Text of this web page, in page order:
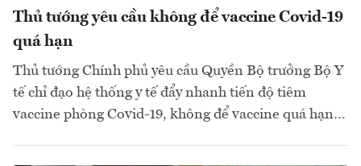
Thủ tướng yêu cầu không để vaccine Covid-19
quá hạn
Thủ tướng Chính phủ yêu cầu Quyền Bộ trưởng Bộ Y
tế chỉ đạo hệ thống y tế đẩy nhanh tiến độ tiêm
vaccine phòng Covid-19, không để vaccine quá hạn…